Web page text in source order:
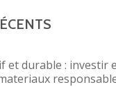
et durable : investir